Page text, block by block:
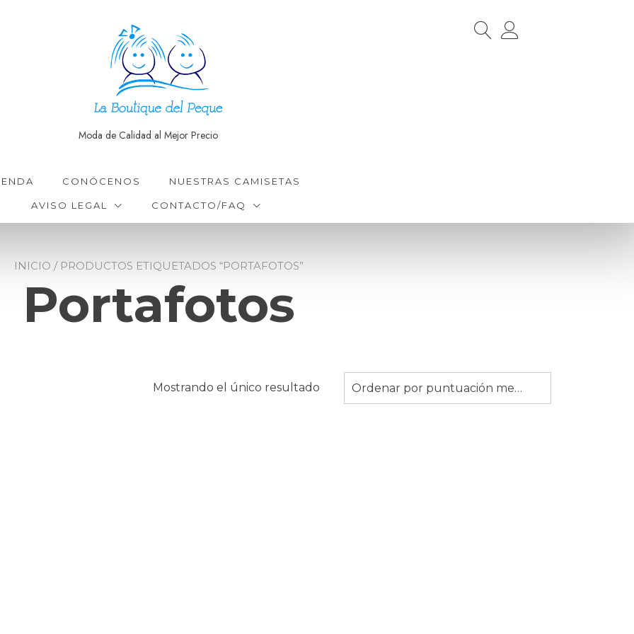
Moda de Calidad al Mejor Precio
CONÓCENOS NUESTRAS CAMISETAS
AVISO LEGAL CONTACTO/FAQ
INICIO / PRODUCTOS ETIQUETADOS “PORTAFOTOS”
Portafotos
Mostrando el único resultado Ordenar por puntuación media